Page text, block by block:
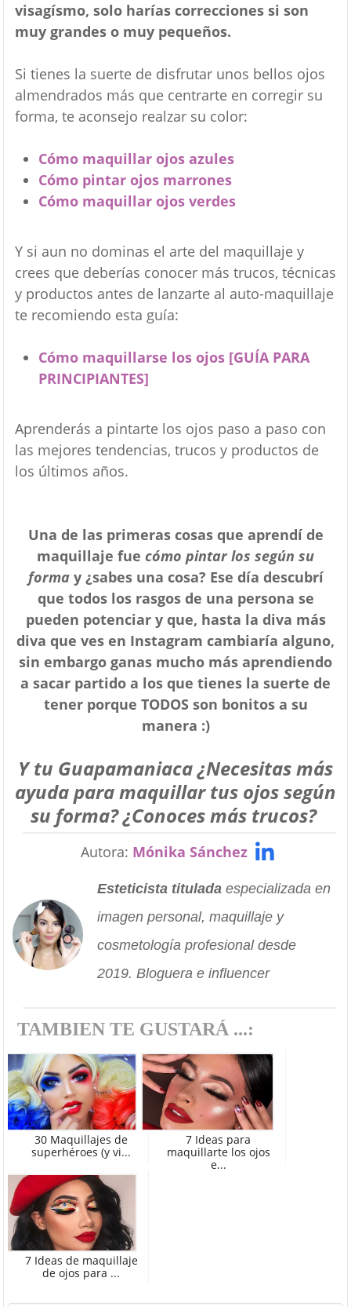
visagísmo, solo harías correcciones si son
muy grandes o muy pequeños.
Si tienes la suerte de disfrutar unos bellos ojos
almendrados más que centrarte en corregir su
forma, te aconsejo realzar su color:
Cómo maquillar ojos azules
Cómo pintar ojos marrones
Cómo maquillar ojos verdes
Y si aun no dominas el arte del maquillaje y
crees que deberías conocer más trucos, técnicas
y productos antes de lanzarte al auto-maquillaje
te recomiendo esta guía:
Cómo maquillarse los ojos [GUÍA PARA
PRINCIPIANTES]
Aprenderás a pintarte los ojos paso a paso con
las mejores tendencias, trucos y productos de
los últimos años.
Una de las primeras cosas que aprendí de
maquillaje fue cómo pintar los según su
formay ¿sabes una cosa? Ese día descubrí
que todos los rasgos de una persona se
pueden potenciar y que, hasta la diva más
diva que ves en Instagram cambiaría alguno,
sin embargo ganas mucho más aprendiendo
a sacar partido a los que tienes la suerte de
tener porque TODOS son bonitos a su
manera :)
Y tu Guapamaniaca ¿Necesitas más
ayuda para maquillar tus ojos según
su forma? ¿Conoces más trucos?
Autora: Mónika Sánchez
Esteticista tituladaespecializada en
imagen personal, maquillaje y
cosmetología profesional desde
2019. Bloguera e influencer
TAMBIEN TE GUSTARÁ ...:
30 Maquillajes de
superhéroes (y vi...
7 Ideas para
maquillarte los ojos
e...
7 Ideas de maquillaje
de ojos para ...